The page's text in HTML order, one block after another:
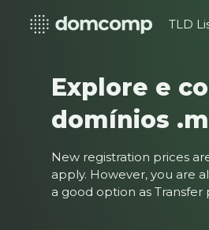
TLD
Explore e
domínios
New registration prices
apply. However, you are
a good option as